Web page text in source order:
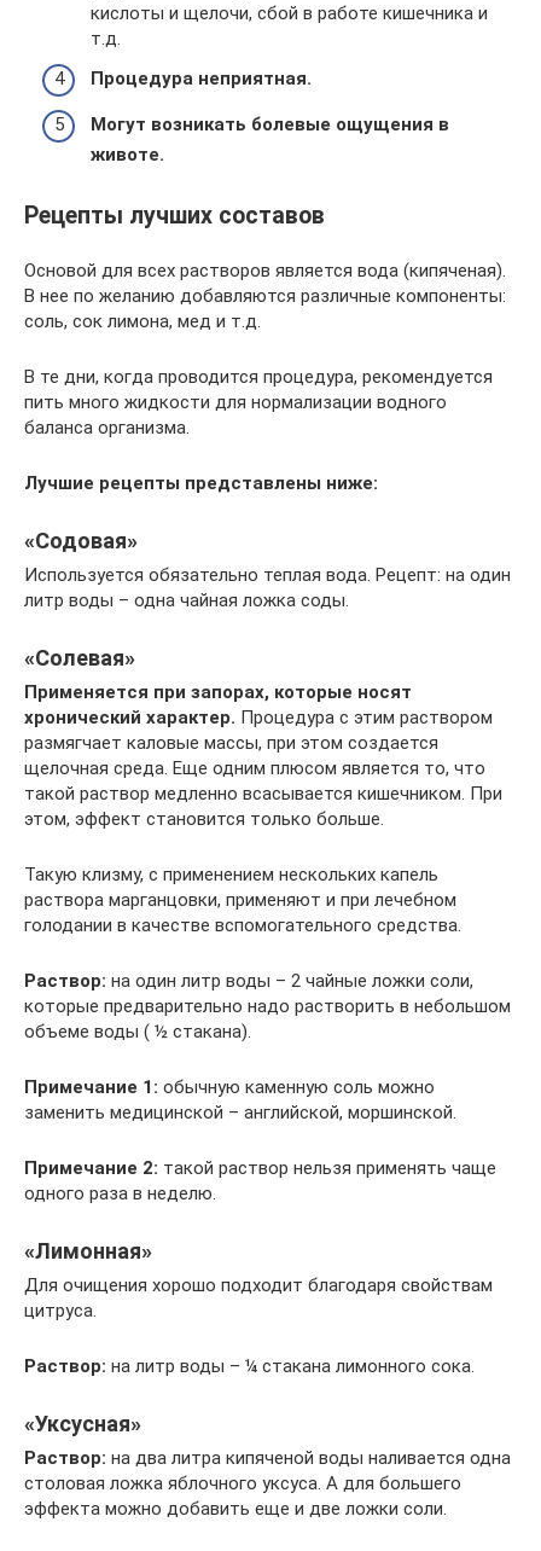
кислоты и щелочи, сбой в работе кишечника и
т.д.
Процедура неприятная.
Могут возникать болевые ощущения в
животе.
Рецепты лучших составов
Основой для всех растворов является вода (кипяченая).
В нее по желанию добавляются различные компоненты:
соль, сок лимона, мед и т.д.
В те дни, когда проводится процедура, рекомендуется
пить много жидкости для нормализации водного
баланса организма.
Лучшие рецепты представлены ниже:
«Содовая»
Используется обязательно теплая вода. Рецепт: на один
литр воды – одна чайная ложка соды.
«Солевая»
Применяется при запорах, которые носят
хронический характер. Процедура с этим раствором
размягчает каловые массы, при этом создается
щелочная среда. Еще одним плюсом является то, что
такой раствор медленно всасывается кишечником. При
этом, эффект становится только больше.
Такую клизму, с применением нескольких капель
раствора марганцовки, применяют и при лечебном
голодании в качестве вспомогательного средства.
Раствор: на один литр воды – 2 чайные ложки соли,
которые предварительно надо растворить в небольшом
объеме воды ( ½ стакана).
Примечание 1: обычную каменную соль можно
заменить медицинской – английской, моршинской.
Примечание 2: такой раствор нельзя применять чаще
одного раза в неделю.
«Лимонная»
Для очищения хорошо подходит благодаря свойствам
цитруса.
Раствор: на литр воды – ¼ стакана лимонного сока.
«Уксусная»
Раствор: на два литра кипяченой воды наливается одна
столовая ложка яблочного уксуса. А для большего
эффекта можно добавить еще и две ложки соли.